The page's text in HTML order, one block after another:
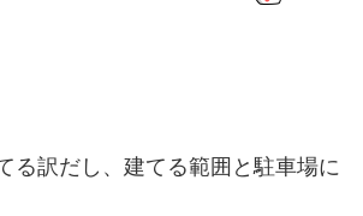
る訳だし、建てる範囲と駐車場に